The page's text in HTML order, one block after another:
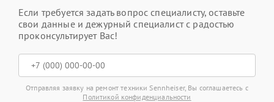
Если требуется задать вопрос специалисту, оставьте
свои данные и дежурный специалист с радостью
проконсультирует Вас!
Отправляя заявку на ремонт техники Sennheiser, Вы соглашаетесь с
Политикой конфиденциальности